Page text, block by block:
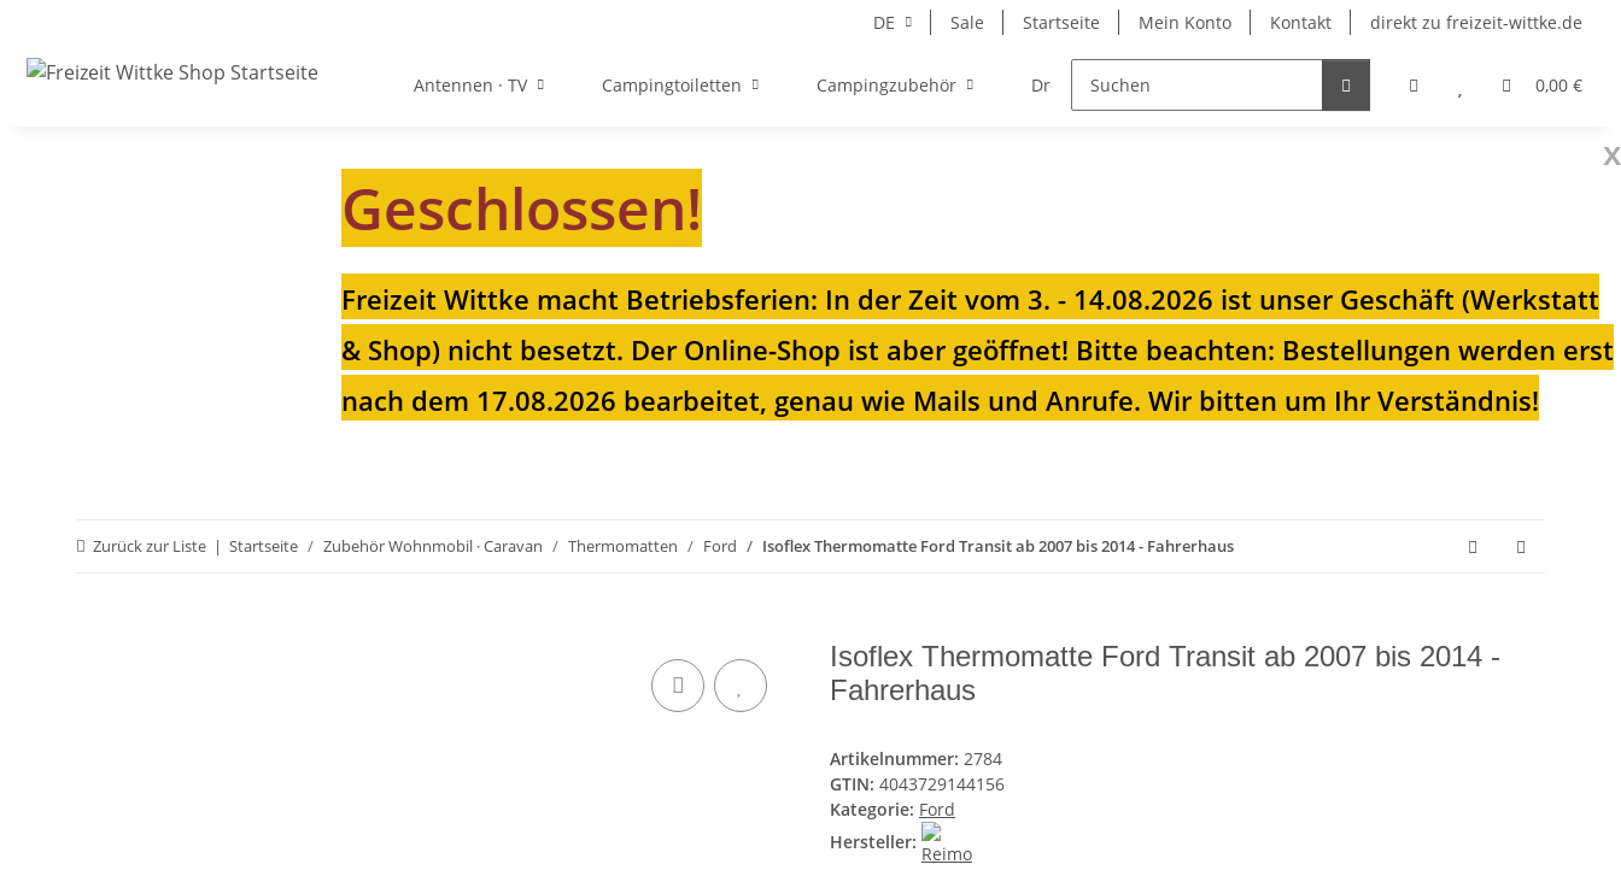
DE Sale Startseite Mein Konto Kontakt direkt zu freizeit-wittke.de
0,00 €
Antennen · TV Campingtoiletten Campingzubehör Drehkonsolen Heizungen für Ihren
x
Geschlossen!
Freizeit Wittke macht Betriebsferien: In der Zeit vom 3. - 14.08.2026 ist unser Geschäft (Werkstatt
& Shop) nicht besetzt. Der Online-Shop ist aber geöffnet! Bitte beachten: Bestellungen werden erst
nach dem 17.08.2026 bearbeitet, genau wie Mails und Anrufe. Wir bitten um Ihr Verständnis!
Zurück zur Liste Startseite Zubehör Wohnmobil · Caravan Thermomatten Ford Isoflex Thermomatte Ford Transit ab 2007 bis 2014 - Fahrerhaus
Isoflex Thermomatte Ford Transit ab 2007 bis 2014 -
Fahrerhaus
Artikelnummer: 2784
GTIN: 4043729144156
Kategorie: Ford
Hersteller: